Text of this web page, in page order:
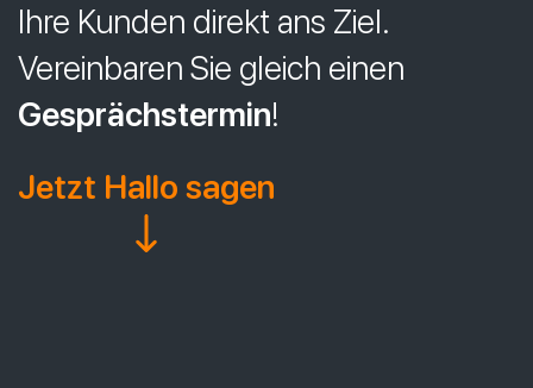
Ihre Kunden direkt ans Ziel.
Vereinbaren Sie gleich einen
Gesprächstermin!
Jetzt Hallo sagen